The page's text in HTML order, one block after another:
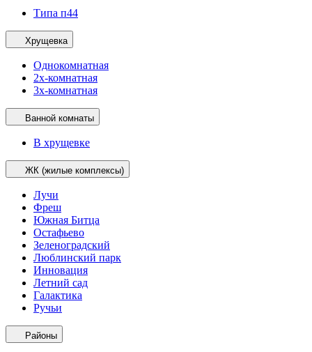
Типа п44
Хрущевка
Однокомнатная
2х-комнатная
3х-комнатная
Ванной комнаты
В хрущевке
ЖК (жилые комплексы)
Лучи
Фреш
Южная Битца
Остафьево
Зеленоградский
Люблинский парк
Инновация
Летний сад
Галактика
Ручьи
Районы